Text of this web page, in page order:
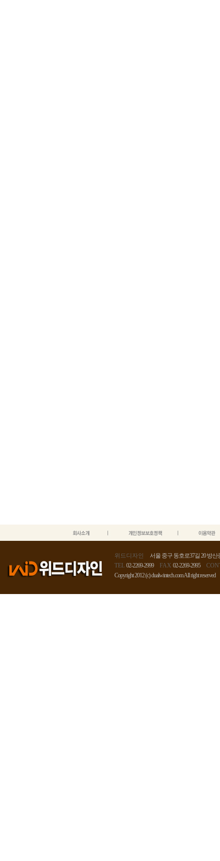
위드디자인
서울 중구 동호로37길 20 방산
TEL 02-2269-2999 FAX 02-2269-2995
Copyright 2012 (c) dualwintech.com All right reserved